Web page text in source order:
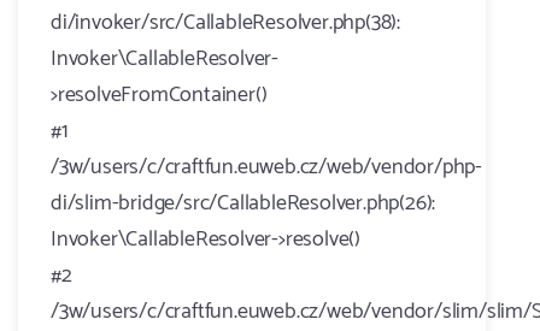
di/invoker/src/CallableResolver.php(38):
Invoker\CallableResolver-
>resolveFromContainer()
#1
/3w/users/c/craftfun.euweb.cz/web/vendor/php-
di/slim-bridge/src/CallableResolver.php(26):
Invoker\CallableResolver->resolve()
#2
/3w/users/c/craftfun.euweb.cz/web/vendor/slim/slim/